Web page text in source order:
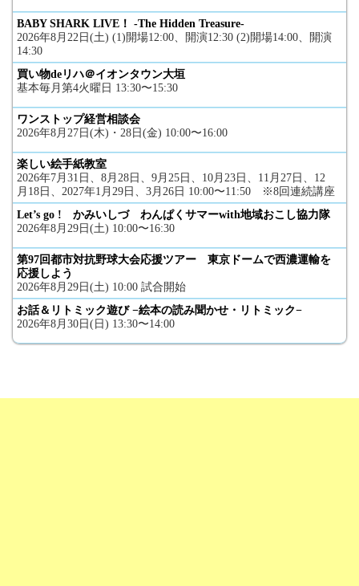
BABY SHARK LIVE！ -The Hidden Treasure-
2026年8月22日(土) (1)開場12:00、開演12:30 (2)開場14:00、開演
14:30
買い物deリハ＠イオンタウン大垣
基本毎月第4火曜日 13:30〜15:30
ワンストップ経営相談会
2026年8月27日(木)・28日(金) 10:00〜16:00
楽しい絵手紙教室
2026年7月31日、8月28日、9月25日、10月23日、11月27日、12
月18日、2027年1月29日、3月26日 10:00〜11:50 ※8回連続講座
Let’s go ! かみいしづ わんぱくサマーwith地域おこし協力隊
2026年8月29日(土) 10:00〜16:30
第97回都市対抗野球大会応援ツアー 東京ドームで西濃運輸を
応援しよう
2026年8月29日(土) 10:00 試合開始
お話＆リトミック遊び −絵本の読み聞かせ・リトミック−
2026年8月30日(日) 13:30〜14:00